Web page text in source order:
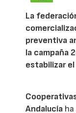
La
preventiva
la campaña
estabilizar
Andalucía